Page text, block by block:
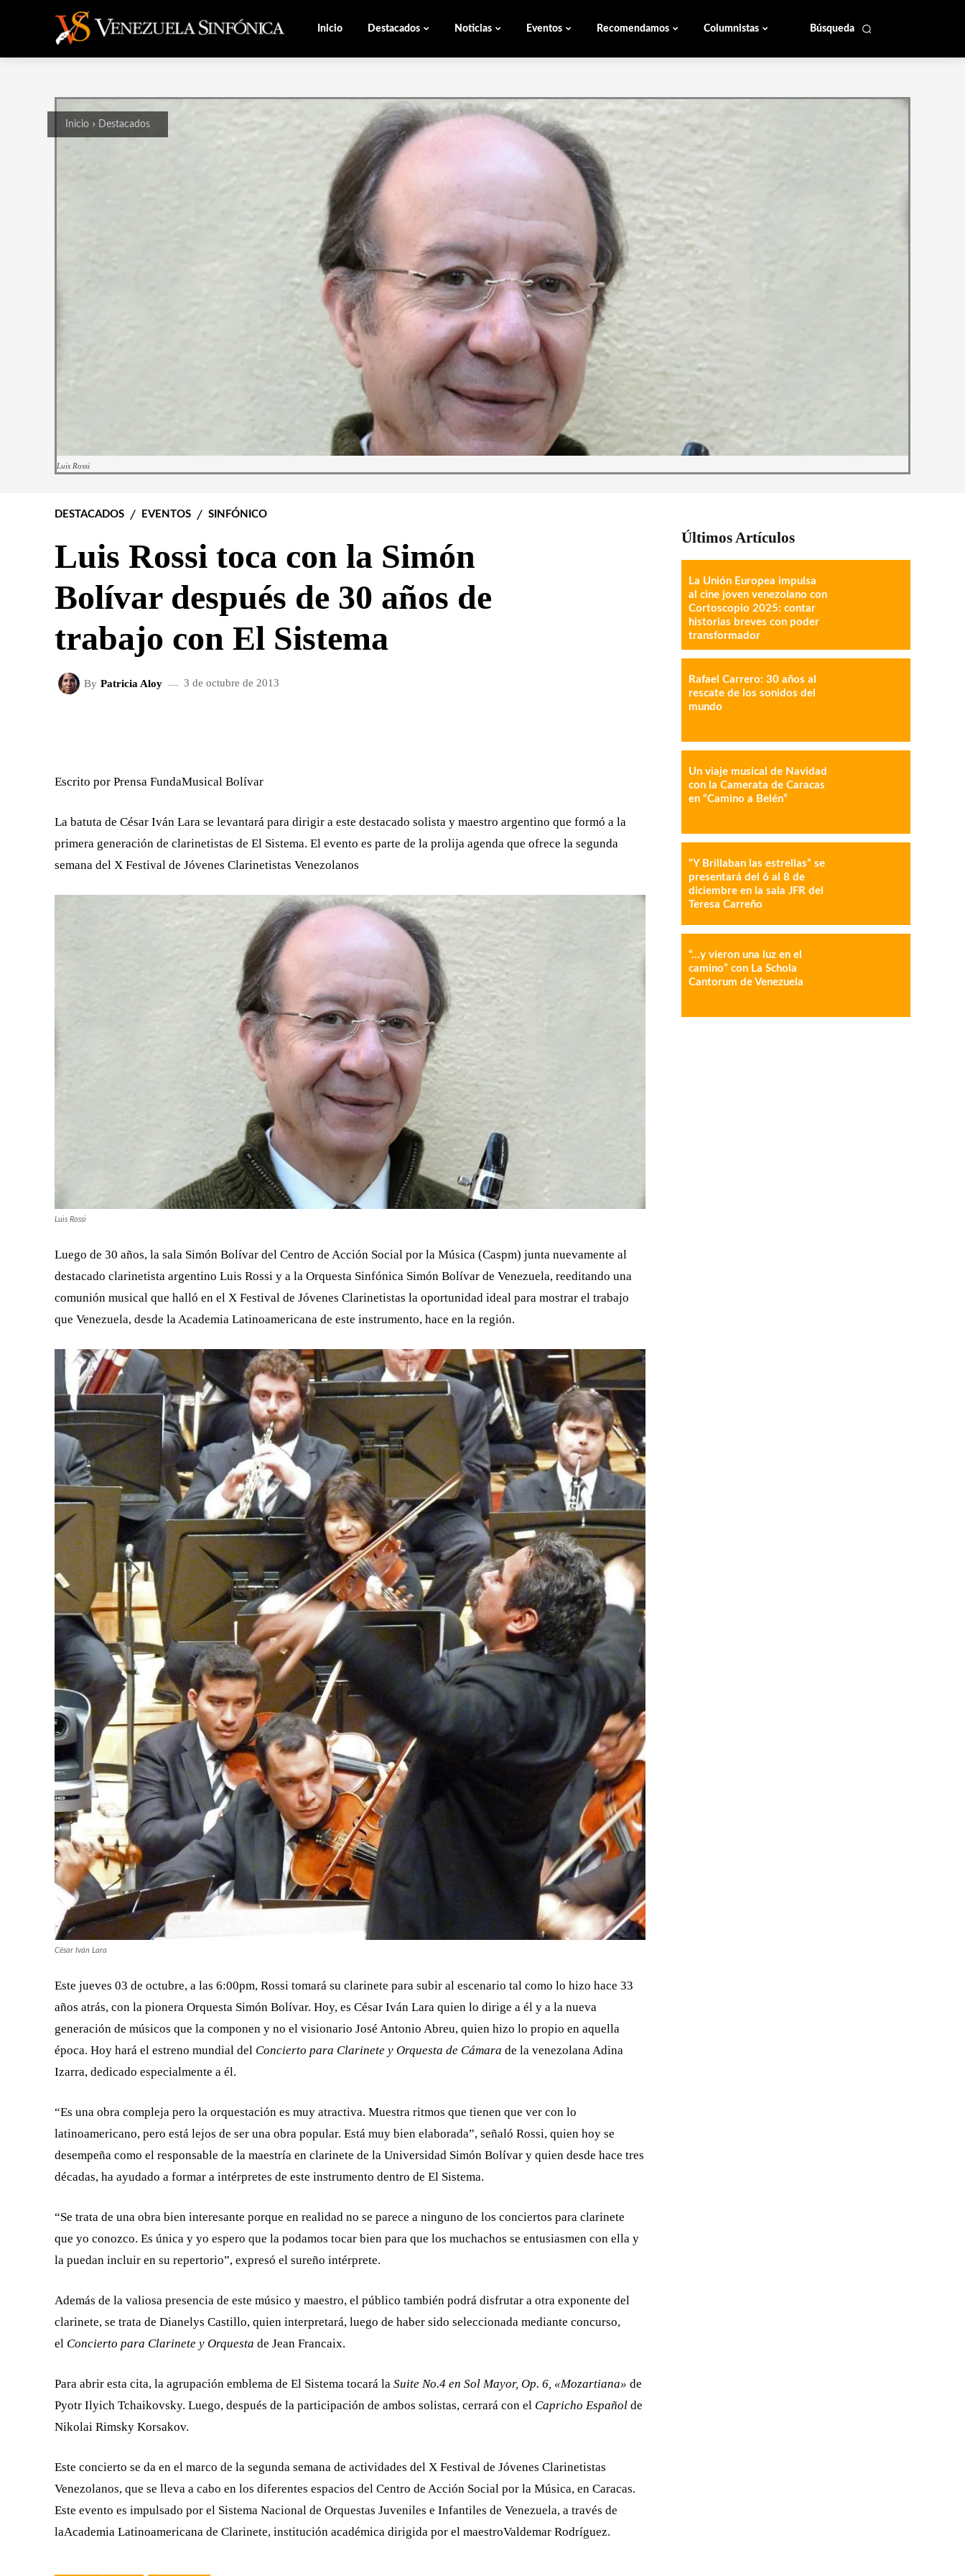
Búsqueda
Inicio Destacados Noticias Eventos Recomendamos Columnistas
Inicio Destacados
Luis Rossi
DESTACADOS EVENTOS SINFÓNICO
Luis Rossi toca con la Simón
Bolívar después de 30 años de
trabajo con El Sistema
By Patricia Aloy 3 de octubre de 2013
Escrito por Prensa FundaMusical Bolívar
La batuta de César Iván Lara se levantará para dirigir a este destacado solista y maestro argentino que formó a la
primera generación de clarinetistas de El Sistema. El evento es parte de la prolija agenda que ofrece la segunda
semana del X Festival de Jóvenes Clarinetistas Venezolanos
Luis Rossi
Luego de 30 años, la sala Simón Bolívar del Centro de Acción Social por la Música (Caspm) junta nuevamente al
destacado clarinetista argentino Luis Rossi y a la Orquesta Sinfónica Simón Bolívar de Venezuela, reeditando una
comunión musical que halló en el X Festival de Jóvenes Clarinetistas la oportunidad ideal para mostrar el trabajo
que Venezuela, desde la Academia Latinoamericana de este instrumento, hace en la región.
César Iván Lara
Este jueves 03 de octubre, a las 6:00pm, Rossi tomará su clarinete para subir al escenario tal como lo hizo hace 33
años atrás, con la pionera Orquesta Simón Bolívar. Hoy, es César Iván Lara quien lo dirige a él y a la nueva
generación de músicos que la componen y no el visionario José Antonio Abreu, quien hizo lo propio en aquella
época. Hoy hará el estreno mundial del Concierto para Clarinete y Orquesta de Cámara de la venezolana Adina
Izarra, dedicado especialmente a él.
“Es una obra compleja pero la orquestación es muy atractiva. Muestra ritmos que tienen que ver con lo
latinoamericano, pero está lejos de ser una obra popular. Está muy bien elaborada”, señaló Rossi, quien hoy se
desempeña como el responsable de la maestría en clarinete de la Universidad Simón Bolívar y quien desde hace tres
décadas, ha ayudado a formar a intérpretes de este instrumento dentro de El Sistema.
“Se trata de una obra bien interesante porque en realidad no se parece a ninguno de los conciertos para clarinete
que yo conozco. Es única y yo espero que la podamos tocar bien para que los muchachos se entusiasmen con ella y
la puedan incluir en su repertorio”, expresó el sureño intérprete.
Además de la valiosa presencia de este músico y maestro, el público también podrá disfrutar a otra exponente del
clarinete, se trata de Dianelys Castillo, quien interpretará, luego de haber sido seleccionada mediante concurso,
el Concierto para Clarinete y Orquesta de Jean Francaix.
Para abrir esta cita, la agrupación emblema de El Sistema tocará la Suite No.4 en Sol Mayor, Op. 6, «Mozartiana» de
Pyotr Ilyich Tchaikovsky. Luego, después de la participación de ambos solistas, cerrará con el Capricho Español de
Nikolai Rimsky Korsakov.
Este concierto se da en el marco de la segunda semana de actividades del X Festival de Jóvenes Clarinetistas
Venezolanos, que se lleva a cabo en los diferentes espacios del Centro de Acción Social por la Música, en Caracas.
Este evento es impulsado por el Sistema Nacional de Orquestas Juveniles e Infantiles de Venezuela, a través de
laAcademia Latinoamericana de Clarinete, institución académica dirigida por el maestroValdemar Rodríguez.
Últimos Artículos
La Unión Europea impulsa
al cine joven venezolano con
Cortoscopio 2025: contar
historias breves con poder
transformador
Rafael Carrero: 30 años al
rescate de los sonidos del
mundo
Un viaje musical de Navidad
con la Camerata de Caracas
en “Camino a Belén”
“Y Brillaban las estrellas” se
presentará del 6 al 8 de
diciembre en la sala JFR del
Teresa Carreño
“…y vieron una luz en el
camino” con La Schola
Cantorum de Venezuela